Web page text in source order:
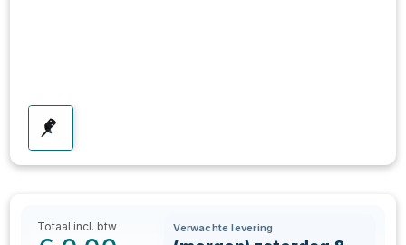
Totaal incl. btw Verwachte levering